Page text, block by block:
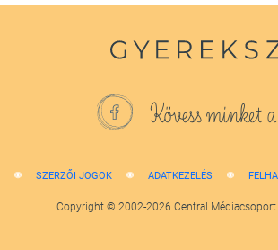
Kövess minket
SZERZŐI JOGOK ADATKEZELÉS
Copyright © 2002-2026 Central